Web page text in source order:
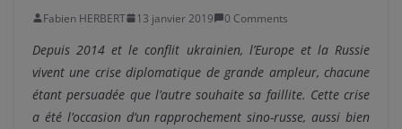
Fabien HERBERT 13 janvier 2019 0 Comments
Depuis 2014 et le conflit ukrainien, l’Europe et la Russie
vivent une crise diplomatique de grande ampleur, chacune
étant persuadée que l’autre souhaite sa faillite. Cette crise
a été l’occasion d’un rapprochement sino-russe, aussi bien